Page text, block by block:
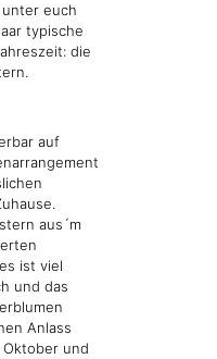
euch
typische
die
auf
aus´m
ist viel
und das
Anlass
und